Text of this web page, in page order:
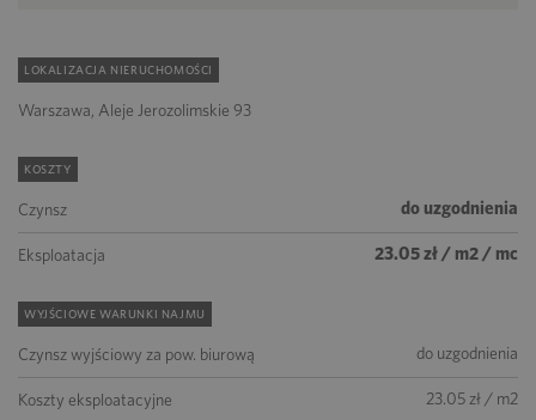
LOKALIZACJA NIERUCHOMOŚCI
Warszawa, Aleje Jerozolimskie 93
KOSZTY
Czynsz do uzgodnienia
Eksploatacja 23.05 zł / m2 / mc
WYJŚCIOWE WARUNKI NAJMU
Czynsz wyjściowy za pow. biurową do uzgodnienia
Koszty eksploatacyjne 23.05 zł / m2